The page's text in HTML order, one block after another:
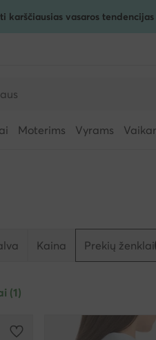
karščiausias vasaros
Moterims Vyrams
Kaina Prekių ženklai
(1)